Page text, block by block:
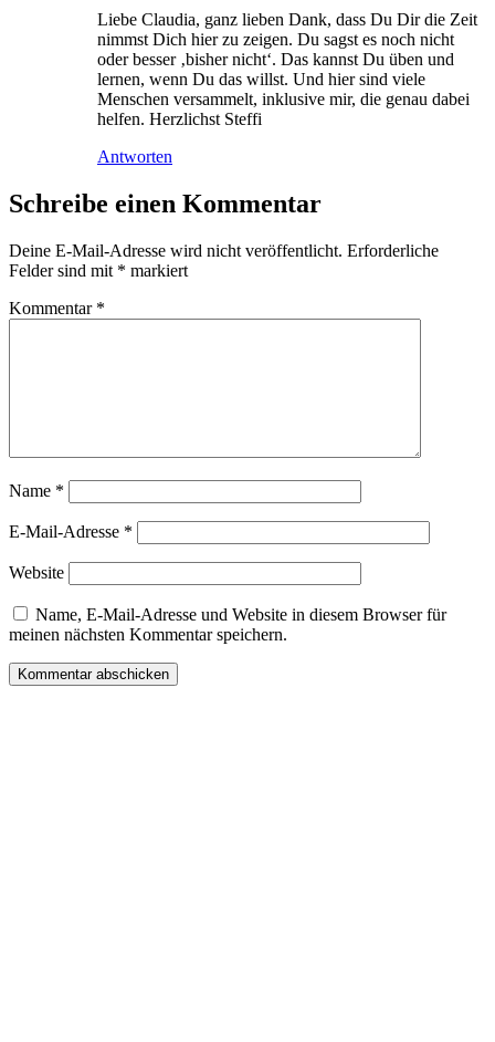
Liebe Claudia, ganz lieben Dank, dass Du Dir die Zeit
nimmst Dich hier zu zeigen. Du sagst es noch nicht
oder besser ‚bisher nicht‘. Das kannst Du üben und
lernen, wenn Du das willst. Und hier sind viele
Menschen versammelt, inklusive mir, die genau dabei
helfen. Herzlichst Steffi
Antworten
Schreibe einen Kommentar
Deine E-Mail-Adresse wird nicht veröffentlicht. Erforderliche
Felder sind mit * markiert
Kommentar *
Name *
E-Mail-Adresse *
Website
Name, E-Mail-Adresse und Website in diesem Browser für
meinen nächsten Kommentar speichern.